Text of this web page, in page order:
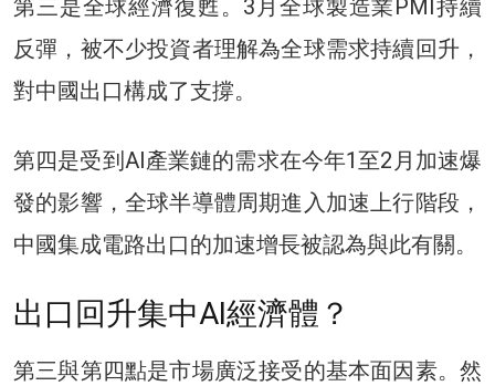
第三是全球經濟復甦。3月全球製造業PMI持續
反彈，被不少投資者理解為全球需求持續回升，
對中國出口構成了支撐。
第四是受到AI產業鏈的需求在今年1至2月加速爆
發的影響，全球半導體周期進入加速上行階段，
中國集成電路出口的加速增長被認為與此有關。
出口回升集中AI經濟體？
第三與第四點是市場廣泛接受的基本面因素。然